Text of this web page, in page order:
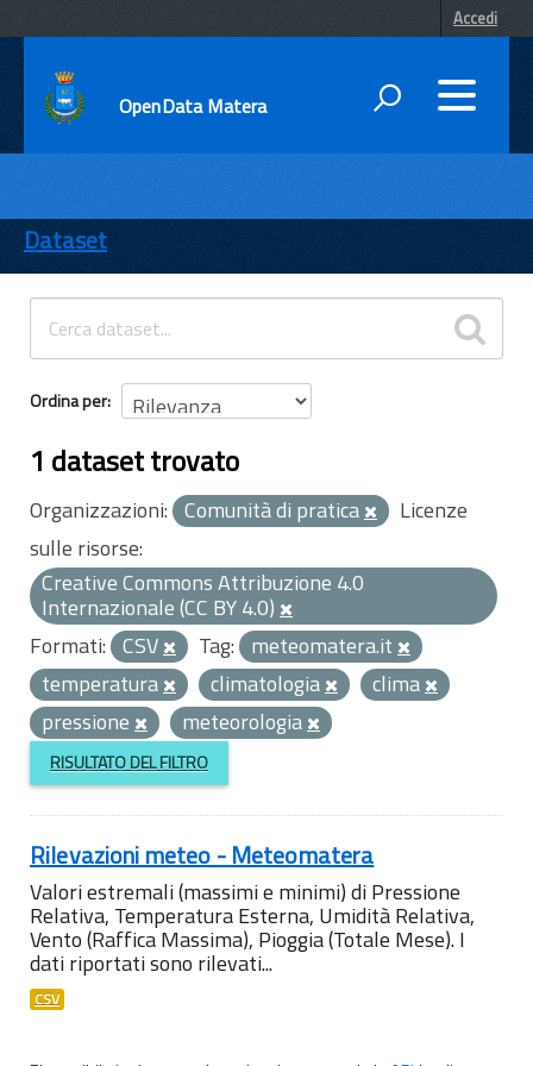
Accedi
OpenData Matera
ENTI
TEMI
INFORMAZIONI
Dataset
Ordina per
1 dataset trovato
Organizzazioni: Comunità di pratica
Licenze
sulle risorse:
Creative Commons Attribuzione 4.0
Internazionale (CC BY 4.0)
Formati: CSV Tag: meteomatera.it
temperatura
climatologia
clima
pressione
meteorologia
RISULTATO DEL FILTRO
Rilevazioni meteo - Meteomatera
Valori estremali (massimi e minimi) di Pressione
Relativa, Temperatura Esterna, Umidità Relativa,
Vento (Raffica Massima), Pioggia (Totale Mese). I
dati riportati sono rilevati...
CSV